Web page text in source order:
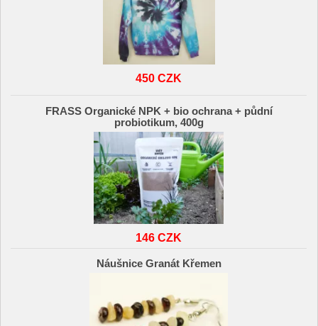
450 CZK
FRASS Organické NPK + bio ochrana + půdní
probiotikum, 400g
146 CZK
Náušnice Granát Křemen